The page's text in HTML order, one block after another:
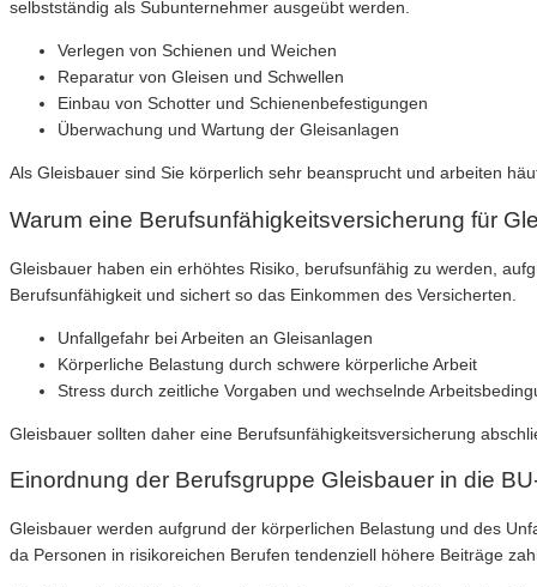
selbstständig als Subunternehmer ausgeübt werden.
Verlegen von Schienen und Weichen
Reparatur von Gleisen und Schwellen
Einbau von Schotter und Schienenbefestigungen
Überwachung und Wartung der Gleisanlagen
Als Gleisbauer sind Sie körperlich sehr beansprucht und arbeiten
Warum eine Berufsunfähigkeitsversicherung für
Gleisbauer haben ein erhöhtes Risiko, berufsunfähig zu werden,
Berufsunfähigkeit und sichert so das Einkommen des Versicherten.
Unfallgefahr bei Arbeiten an Gleisanlagen
Körperliche Belastung durch schwere körperliche Arbeit
Stress durch zeitliche Vorgaben und wechselnde
Gleisbauer sollten daher eine Berufsunfähigkeitsversicherung
Einordnung der Berufsgruppe Gleisbauer in die
Gleisbauer werden aufgrund der körperlichen Belastung und des
da Personen in risikoreichen Berufen tendenziell höhere Beiträge